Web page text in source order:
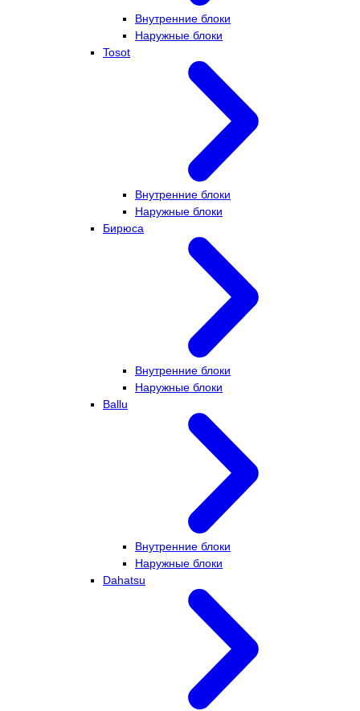
Внутренние блоки
Наружные блоки
Tosot
Внутренние блоки
Наружные блоки
Бирюса
Внутренние блоки
Наружные блоки
Ballu
Внутренние блоки
Наружные блоки
Dahatsu